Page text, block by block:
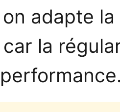
adapte
la